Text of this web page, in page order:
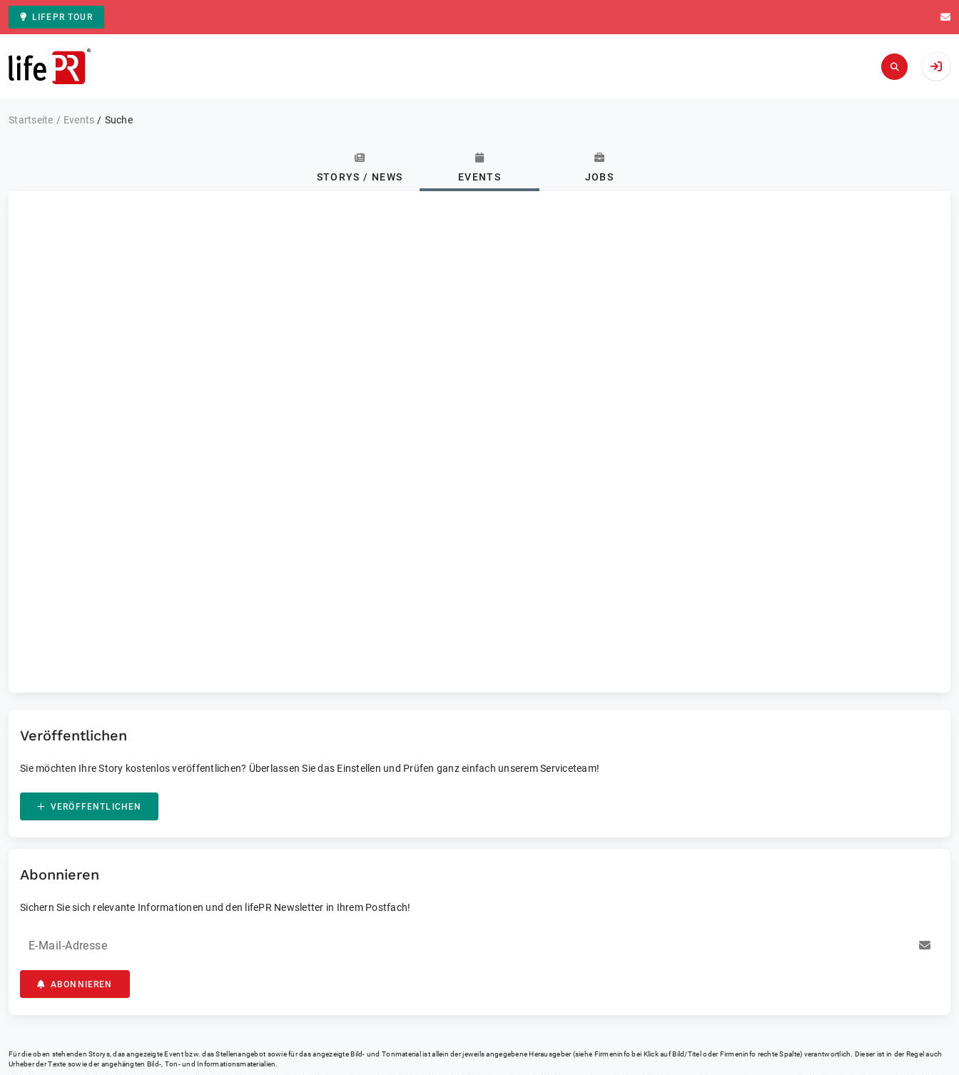
LIFEPR TOUR
Zur Startseite
Startseite Events Suche
STORYS / NEWS EVENTS JOBS
Veröffentlichen
Sie möchten Ihre Story kostenlos veröffentlichen? Überlassen Sie das Einstellen und Prüfen ganz einfach unserem Serviceteam!
VERÖFFENTLICHEN
Abonnieren
Sichern Sie sich relevante Informationen und den lifePR Newsletter in Ihrem Postfach!
E-Mail-Adresse
ABONNIEREN
Für die oben stehenden Storys, das angezeigte Event bzw. das Stellenangebot sowie für das angezeigte Bild- und Tonmaterial ist allein der jeweils angegebene Herausgeber (siehe Firmeninfo bei Klick auf Bild/Titel oder Firmeninfo rechte Spalte) verantwortlich. Dieser ist in der Regel auch
Urheber der Texte sowie der angehängten Bild-, Ton- und Informationsmaterialien.